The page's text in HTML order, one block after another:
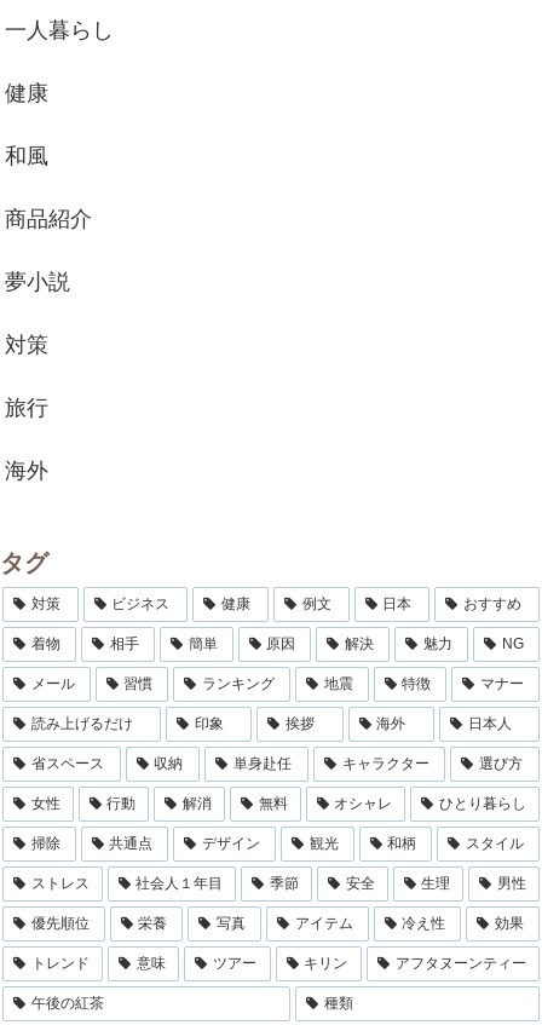
一人暮らし
健康
和風
商品紹介
夢小説
対策
旅行
海外
タグ
対策 ビジネス 健康 例文 日本 おすすめ
着物 相手 簡単 原因 解決 魅力 NG
メール 習慣 ランキング 地震 特徴 マナー
読み上げるだけ 印象 挨拶 海外 日本人
省スペース 収納 単身赴任 キャラクター 選び方
女性 行動 解消 無料 オシャレ ひとり暮らし
掃除 共通点 デザイン 観光 和柄 スタイル
ストレス 社会人１年目 季節 安全 生理 男性
優先順位 栄養 写真 アイテム 冷え性 効果
トレンド 意味 ツアー キリン アフタヌーンティー
午後の紅茶 種類